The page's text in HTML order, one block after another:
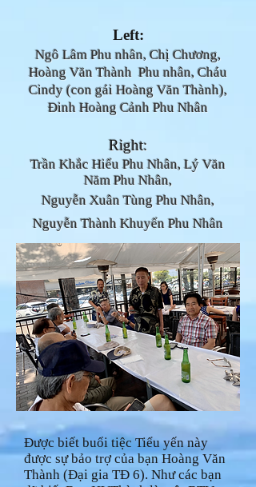
Left:
Ngô Lâm Phu nhân, Chị Chương,
Hoàng Văn Thành Phu nhân, Cháu
Cindy (con gái Hoàng Văn Thành),
Đinh Hoàng Cảnh Phu Nhân
Right:
Trần Khắc Hiểu Phu Nhân, Lý Văn
Năm Phu Nhân,
Nguyễn Xuân Tùng Phu Nhân,
Nguyễn Thành Khuyến Phu Nhân
Được biết buổi tiệc Tiểu yến này
được sự bảo trợ của bạn Hoàng Văn
Thành (Đại gia TĐ 6). Như các bạn